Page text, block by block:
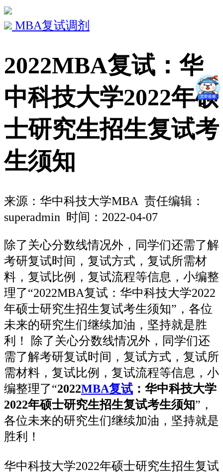
MBA复试调剂
2022MBA复试：华
中科技大学2022年硕
士研究生招生复试考
生须知
来源： 华中科技大学MBA 责任编辑：
superadmin 时间：2022-04-07
除了关心分数线情况外，同学们还需了解
考研复试时间，复试方式，复试所需材
料，复试比例，复试流程等信息，小编整
理了“2022MBA复试：华中科技大学2022
年硕士研究生招生复试考生须知”，各位
未来的研究生们继续加油，坚持就是胜
利！ 除了关心分数线情况外，同学们还
需了解考研复试时间，复试方式，复试所
需材料，复试比例，复试流程等信息，小
编整理了“2022MBA复试 ：华中科技大学
2022年硕士研究生招生复试考生须知”，
各位未来的研究生们继续加油，坚持就是
胜利！
华中科技大学2022年硕士研究生招生复试